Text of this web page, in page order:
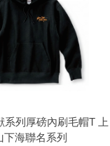
組
系列厚磅內刷毛帽T 上
下海聯名系列